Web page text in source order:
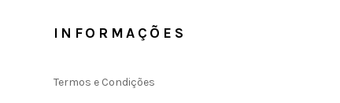
INFORMAÇÕES
Termos e Condições